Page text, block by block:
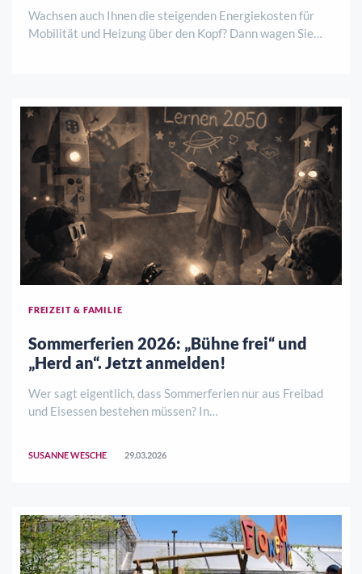
Wachsen auch Ihnen die steigenden Energiekosten für
Mobilität und Heizung über den Kopf? Dann wagen Sie
FREIZEIT & FAMILIE
Sommerferien 2026: „Bühne frei“ und
„Herd an“. Jetzt anmelden!
Wer sagt eigentlich, dass Sommerferien nur aus Freibad
und Eisessen bestehen müssen? In
SUSANNE WESCHE 29.03.2026